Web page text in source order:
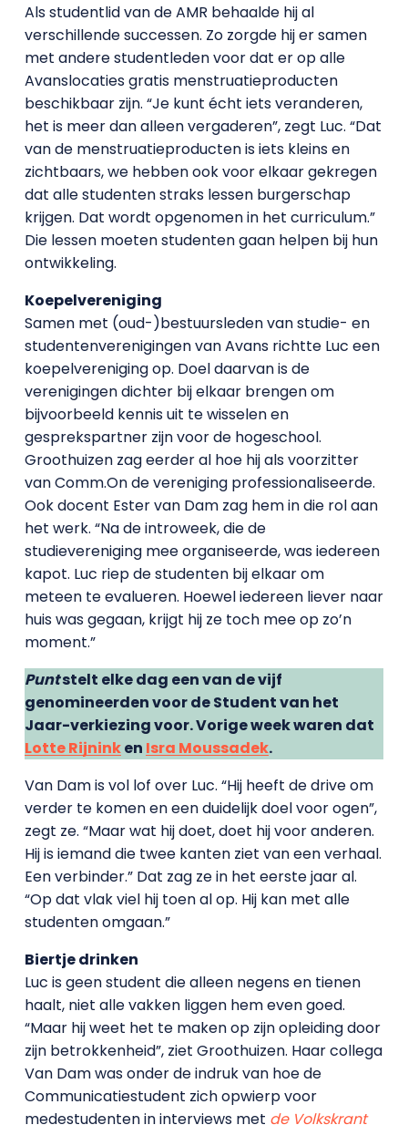
Als studentlid van de AMR behaalde hij al
verschillende successen. Zo zorgde hij er samen
met andere studentleden voor dat er op alle
Avanslocaties gratis menstruatieproducten
beschikbaar zijn. “Je kunt écht iets veranderen,
het is meer dan alleen vergaderen”, zegt Luc. “Dat
van de menstruatieproducten is iets kleins en
zichtbaars, we hebben ook voor elkaar gekregen
dat alle studenten straks lessen burgerschap
krijgen. Dat wordt opgenomen in het curriculum.”
Die lessen moeten studenten gaan helpen bij hun
ontwikkeling.
Koepelvereniging
Samen met (oud-)bestuursleden van studie- en
studentenverenigingen van Avans richtte Luc een
koepelvereniging op. Doel daarvan is de
verenigingen dichter bij elkaar brengen om
bijvoorbeeld kennis uit te wisselen en
gesprekspartner zijn voor de hogeschool.
Groothuizen zag eerder al hoe hij als voorzitter
van Comm.On de vereniging professionaliseerde.
Ook docent Ester van Dam zag hem in die rol aan
het werk. “Na de introweek, die de
studievereniging mee organiseerde, was iedereen
kapot. Luc riep de studenten bij elkaar om
meteen te evalueren. Hoewel iedereen liever naar
huis was gegaan, krijgt hij ze toch mee op zo’n
moment.”
Puntstelt elke dag een van de vijf
genomineerden voor de Student van het
Jaar-verkiezing voor. Vorige week waren dat
Lotte Rijninken Isra Moussadek.
Van Dam is vol lof over Luc. “Hij heeft de drive om
verder te komen en een duidelijk doel voor ogen”,
zegt ze. “Maar wat hij doet, doet hij voor anderen.
Hij is iemand die twee kanten ziet van een verhaal.
Een verbinder.” Dat zag ze in het eerste jaar al.
“Op dat vlak viel hij toen al op. Hij kan met alle
studenten omgaan.”
Biertje drinken
Luc is geen student die alleen negens en tienen
haalt, niet alle vakken liggen hem even goed.
“Maar hij weet het te maken op zijn opleiding door
zijn betrokkenheid”, ziet Groothuizen. Haar collega
Van Dam was onder de indruk van hoe de
Communicatiestudent zich opwierp voor
medestudenten in interviews met de Volkskrant